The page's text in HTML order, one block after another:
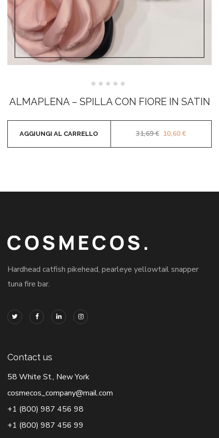
su
5
ALMAPLENA – SPILLA CON FIORE IN SATIN
31,69€ Il prezzo
10,60€Il prezzo
AGGIUNGI AL CARRELLO
Hardhead catfish pikehead, pearleye yellowtail snapper
tuna fire bar.
Contact us
58 White St., New York
cosmecos_company@mail.com
+1 (800) 987 456 98
+1 (800) 987 456 99